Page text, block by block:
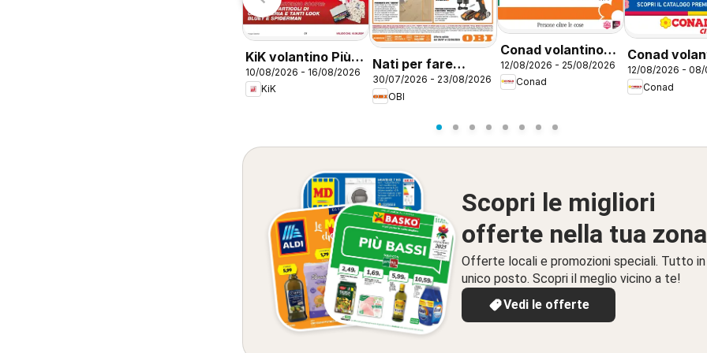
KiK volantino Più
divertimento a
scuola
10/08/2026 - 16/08/2026
KiK
Nati per fare
estate
30/07/2026 - 23/08/2026
OBI
Conad volantino
City Lazio
12/08/2026 - 25/08/2026
Conad
Conad
City Mi
Lazio
12/08/2026 -
Conad
Scopri le migliori
offerte nella tua zona
Offerte locali e promozioni speciali. Tutto in
unico posto. Scopri il meglio vicino a te!
Vedi le offerte